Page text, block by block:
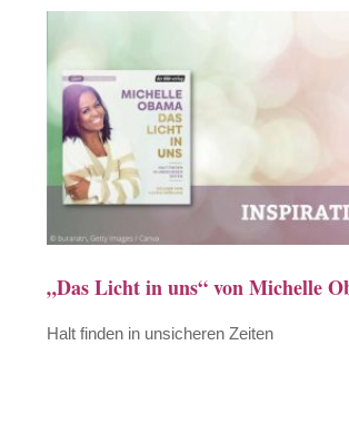
„Das Licht in uns“ von Michelle
Halt finden in unsicheren Zeiten